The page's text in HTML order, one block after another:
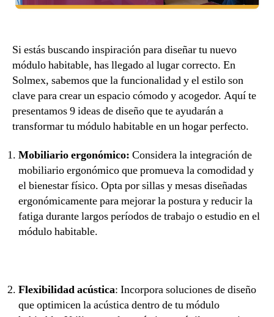
Si estás buscando inspiración para diseñar tu nuevo
módulo habitable, has llegado al lugar correcto. En
Solmex, sabemos que la funcionalidad y el estilo son
clave para crear un espacio cómodo y acogedor. Aquí te
presentamos 9 ideas de diseño que te ayudarán a
transformar tu módulo habitable en un hogar perfecto.
Mobiliario ergonómico: Considera la integración de
mobiliario ergonómico que promueva la comodidad y
el bienestar físico. Opta por sillas y mesas diseñadas
ergonómicamente para mejorar la postura y reducir la
fatiga durante largos períodos de trabajo o estudio en el
módulo habitable.
Flexibilidad acústica: Incorpora soluciones de diseño
que optimicen la acústica dentro de tu módulo